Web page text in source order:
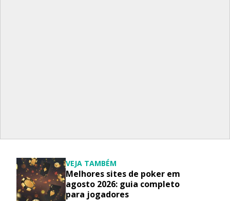
VEJA TAMBÉM
Melhores sites de poker em
agosto 2026: guia completo
para jogadores